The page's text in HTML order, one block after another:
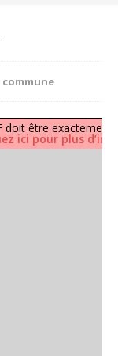
doit être
ici pour plus